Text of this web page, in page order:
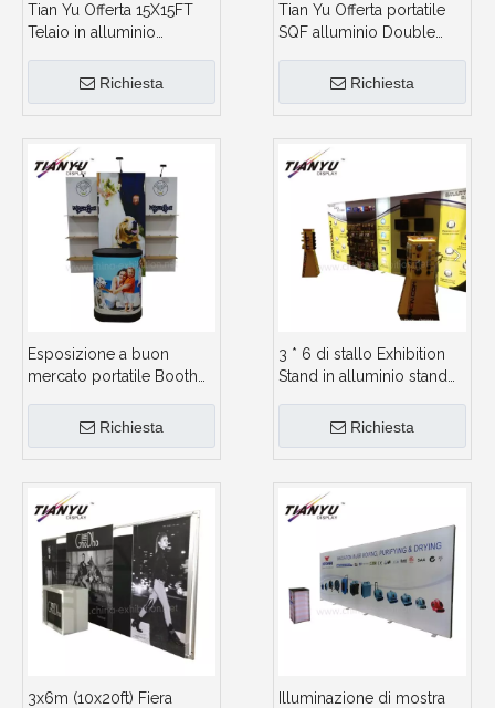
Tian Yu Offerta 15X15FT
Telaio in alluminio
Booth designRichiesta
Tian Yu Offerta portatile
SQF alluminio Double
Exhibition Booth
Richiesta
Esposizione a buon
mercato portatile Booth
visualizzazioneRichiesta
3 * 6 di stallo Exhibition
Stand in alluminio stand
Richiesta
3x6m (10x20ft) Fiera
Illuminazione di mostra